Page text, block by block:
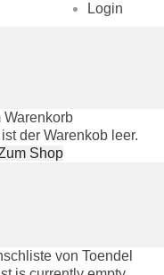
Login
Warenkorb
der Warenkob leer.
Shop
von Toendel